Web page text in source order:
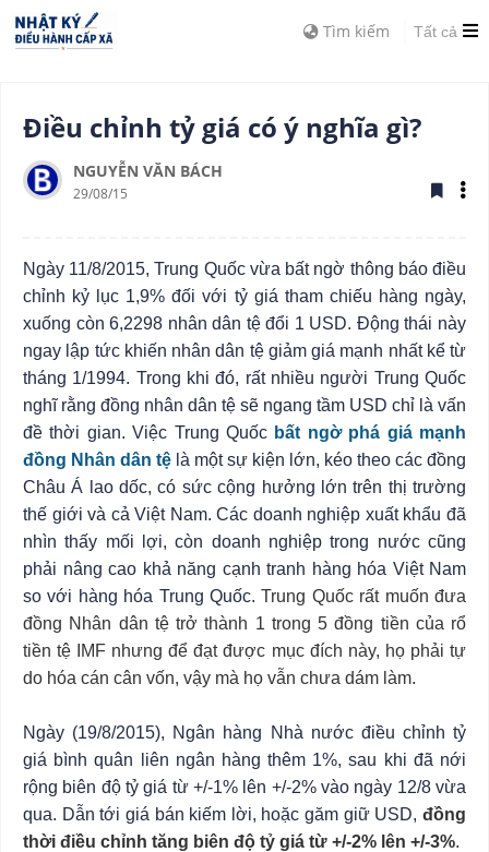
Tìm kiếm Tất cả
Điều chỉnh tỷ giá có ý nghĩa gì?
NGUYỄN VĂN BÁCH
29/08/15
Ngày 11/8/2015, Trung Quốc vừa bất ngờ thông báo điều
chỉnh kỷ lục 1,9% đối với tỷ giá tham chiếu hàng ngày,
xuống còn 6,2298 nhân dân tệ đổi 1 USD. Động thái này
ngay lập tức khiến nhân dân tệ giảm giá mạnh nhất kể từ
tháng 1/1994. Trong khi đó, rất nhiều người Trung Quốc
nghĩ rằng đồng nhân dân tệ sẽ ngang tầm USD chỉ là vấn
đề thời gian.Việc Trung Quốc bất ngờ phá giá mạnh
đồng Nhân dân tệ là một sự kiện lớn, kéo theo các đồng
Châu Á lao dốc, có sức cộng hưởng lớn trên thị trường
thế giới và cả Việt Nam. Các doanh nghiệp xuất khẩu đã
nhìn thấy mối lợi, còn doanh nghiệp trong nước cũng
phải nâng cao khả năng cạnh tranh hàng hóa Việt Nam
so với hàng hóa Trung Quốc.Trung Quốc rất muốn đưa
đồng Nhân dân tệ trở thành 1 trong 5 đồng tiền của rổ
tiền tệ IMF nhưng để đạt được mục đích này, họ phải tự
do hóa cán cân vốn, vậy mà họ vẫn chưa dám làm.
Ngày (19/8/2015), Ngân hàng Nhà nước điều chỉnh tỷ
giá bình quân liên ngân hàng thêm 1%, sau khi đã nới
rộng biên độ tỷ giá từ +/-1% lên +/-2% vào ngày 12/8 vừa
qua. Dẫn tới giá bán kiếm lời, hoặc găm giữ USD, đồng
thời điều chỉnh tăng biên độ tỷ giá từ +/-2% lên +/-3%.